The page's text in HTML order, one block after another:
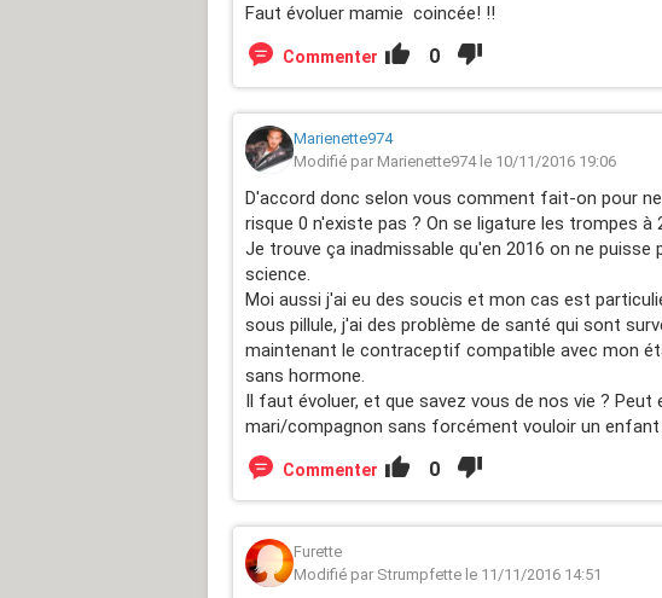
Faut évoluer mamie coincée! !!
Commenter 0
Marienette974
Modifié par Marienette974 le 10/11/2016 19:06
D'accord donc selon vous comment fait-on pour
risque 0 n'existe pas ? On se ligature les trompes à
Je trouve ça inadmissable qu'en 2016 on ne puisse
science.
Moi aussi j'ai eu des soucis et mon cas est
sous pillule, j'ai des problème de santé qui sont
maintenant le contraceptif compatible avec mon
sans hormone.
Il faut évoluer, et que savez vous de nos vie ?
mari/compagnon sans forcément vouloir un enfant
Commenter 0
Furette
Modifié par Strumpfette le 11/11/2016 14:51